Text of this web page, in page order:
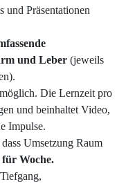
und Präsentationen
und Leber (jeweils
Die Lernzeit pro
und beinhaltet Video,
Impulse.
Umsetzung Raum
Woche.